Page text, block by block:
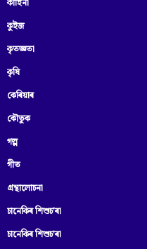
কাহিনী
কুইজ
কৃতজ্ঞতা
কৃষি
কেৰিয়াৰ
কৌতুক
গল্প
গীত
গ্ৰন্থালোচনা
চানেকিৰ শিশুচ'ৰা
চানেকিৰ শিশুচ’ৰা